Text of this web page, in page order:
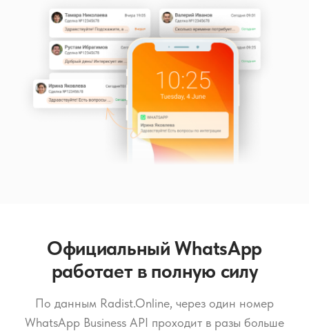
Официальный WhatsApp
работает в полную силу
По данным Radist.Online, через один номер
WhatsApp Business API проходит в разы больше